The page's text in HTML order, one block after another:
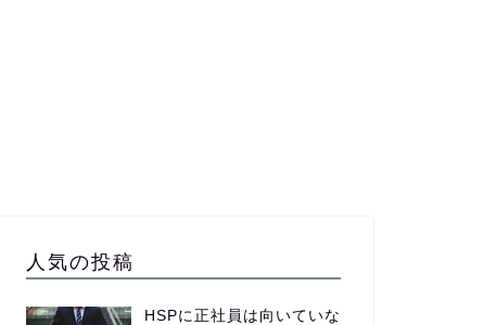
人気の投稿
HSPに正社員は向いていな